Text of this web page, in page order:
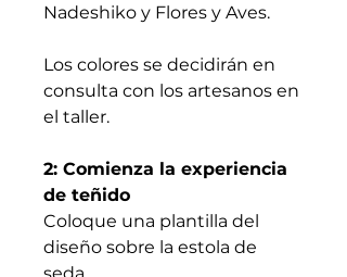
Nadeshiko y Flores y Aves.
Los colores se decidirán en
consulta con los artesanos en
el taller.
2: Comienza la experiencia
de teñido
Coloque una plantilla del
diseño sobre la estola de